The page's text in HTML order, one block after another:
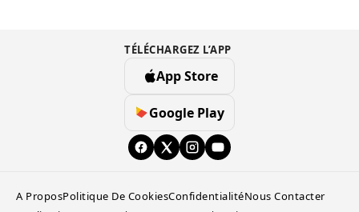
TÉLÉCHARGEZ L’APP
App Store
Google Play
A ProposPolitique De CookiesConfidentialitéNous Contacter